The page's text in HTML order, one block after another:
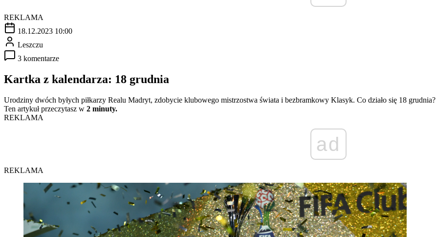
REKLAMA
18.12.2023 10:00
Leszczu
3 komentarze
Kartka z kalendarza: 18 grudnia
Urodziny dwóch byłych piłkarzy Realu Madryt, zdobycie klubowego mistrzostwa świata i bezbramkowy Klasyk. Co działo się 18 grudnia?
Ten artykuł przeczytasz w 2 minuty.
REKLAMA
ad
REKLAMA